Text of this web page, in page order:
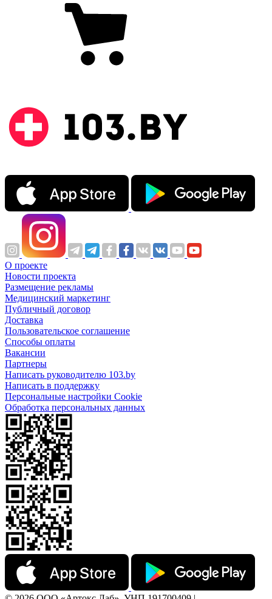
О проекте
Новости проекта
Размещение рекламы
Медицинский маркетинг
Публичный договор
Доставка
Пользовательское соглашение
Способы оплаты
Вакансии
Партнеры
Написать руководителю 103.by
Написать в поддержку
Персональные настройки Cookie
Обработка персональных данных